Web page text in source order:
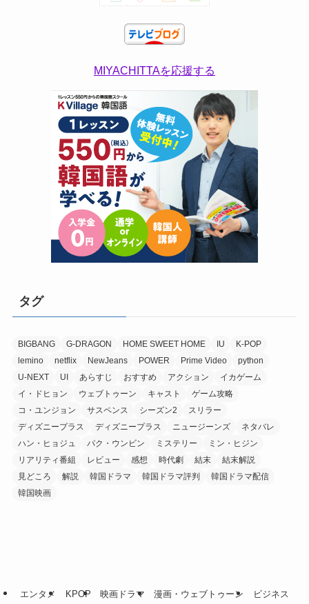
MIYACHITTAを応援する
タグ
BIGBANG G-DRAGON HOME SWEET HOME IU
K-POP
lemino
netflix NewJeans POWER Prime Video
python
U-NEXT
UI あらすじ おすすめ アクション
イカゲーム
イ・ドヒョン
ウェブトゥーン キャスト
ゲーム攻略
コ・ユンジョン
サスペンス シーズン2
スリラー
ディズニープラス
ディズニープラス ニュージーンズ
ネタバレ
ハン・ヒョジュ
パク・ウンビン ミステリー
ミン・ヒジン
リアリティ番組
レビュー 感想 時代劇 結末
結末解説
見どころ
解説 韓国ドラマ 韓国ドラマ評判
韓国ドラマ配信
韓国映画
エンタメ KPOP 映画ドラマ 漫画・ウェブトゥーン ビジネス